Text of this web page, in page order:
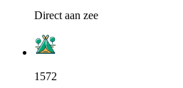
Direct aan zee
1572